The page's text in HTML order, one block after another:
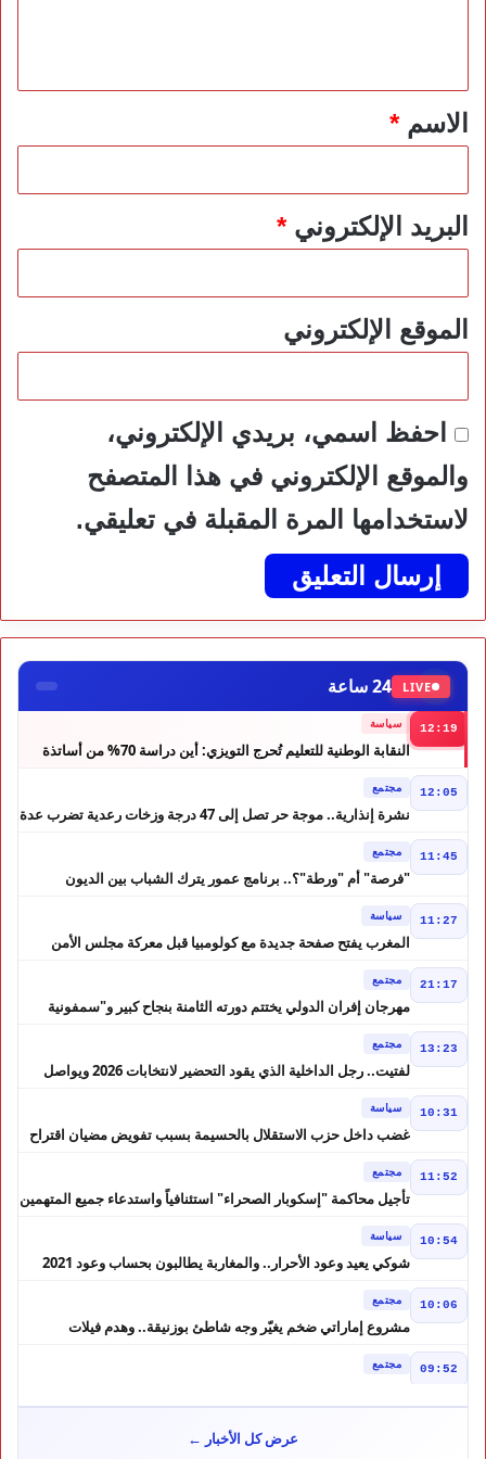
*الاسم*
البريد الإلكتروني*
الموقع الإلكتروني
احفظ اسمي، بريدي الإلكتروني،
والموقع الإلكتروني في هذا المتصفح
لاستخدامها المرة المقبلة في تعليقي.
LIVE 24 ساعة
12:19 سياسة
النقابة الوطنية للتعليم تُحرج التويزي: أين دراسة 70% من أساتذة
12:05 مجتمع
نشرة إنذارية.. موجة حر تصل إلى 47 درجة وزخات رعدية تضرب عدة
11:45 مجتمع
"فرصة" أم "ورطة"؟.. برنامج عمور يترك الشباب بين الديون
11:27 سياسة
المغرب يفتح صفحة جديدة مع كولومبيا قبل معركة مجلس الأمن
21:17 مجتمع
مهرجان إفران الدولي يختتم دورته الثامنة بنجاح كبير و"سمفونية
13:23 مجتمع
لفتيت.. رجل الداخلية الذي يقود التحضير لانتخابات 2026 ويواصل
10:31 سياسة
غضب داخل حزب الاستقلال بالحسيمة بسبب تفويض مضيان اقتراح
11:52 مجتمع
تأجيل محاكمة "إسكوبار الصحراء" استئنافياً واستدعاء جميع المتهمين
10:54 سياسة
شوكي يعيد وعود الأحرار.. والمغاربة يطالبون بحساب وعود 2021
10:06 مجتمع
مشروع إماراتي ضخم يغيّر وجه شاطئ بوزنيقة.. وهدم فيلات
09:52 مجتمع
الضحايا
عرض كل الأخبار ←